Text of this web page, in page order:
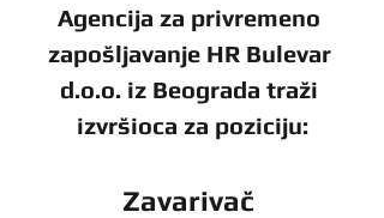
Agencija za privremeno
zapošljavanje HR Bulevar
d.o.o. iz Beograda traži
izvršioca za poziciju:
Zavarivač